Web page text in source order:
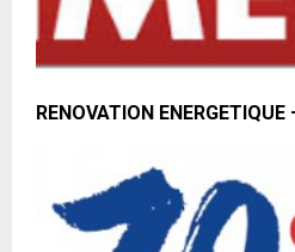
RENOVATION ENERGETIQUE